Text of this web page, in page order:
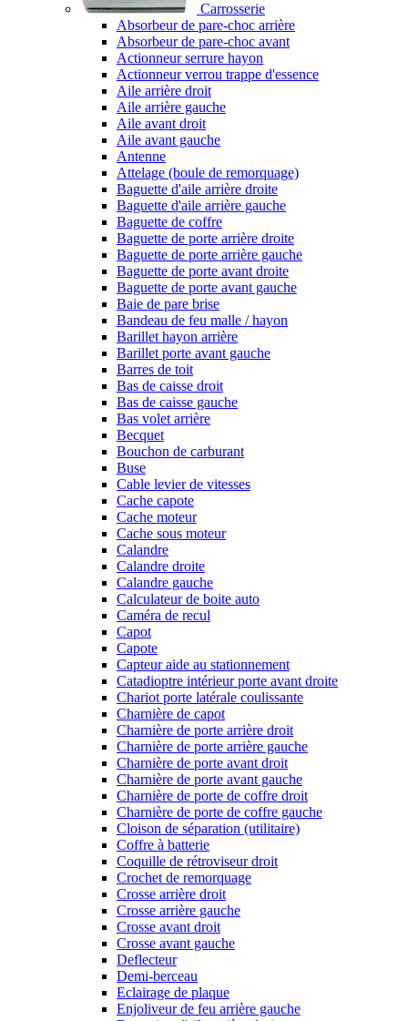
Carrosserie
Absorbeur de pare-choc arrière
Absorbeur de pare-choc avant
Actionneur serrure hayon
Actionneur verrou trappe d'essence
Aile arrière droit
Aile arrière gauche
Aile avant droit
Aile avant gauche
Antenne
Attelage (boule de remorquage)
Baguette d'aile arrière droite
Baguette d'aile arrière gauche
Baguette de coffre
Baguette de porte arrière droite
Baguette de porte arrière gauche
Baguette de porte avant droite
Baguette de porte avant gauche
Baie de pare brise
Bandeau de feu malle / hayon
Barillet hayon arrière
Barillet porte avant gauche
Barres de toit
Bas de caisse droit
Bas de caisse gauche
Bas volet arrière
Becquet
Bouchon de carburant
Buse
Cable levier de vitesses
Cache capote
Cache moteur
Cache sous moteur
Calandre
Calandre droite
Calandre gauche
Calculateur de boite auto
Caméra de recul
Capot
Capote
Capteur aide au stationnement
Catadioptre intérieur porte avant droite
Chariot porte latérale coulissante
Charnière de capot
Charnière de porte arrière droit
Charnière de porte arrière gauche
Charnière de porte avant droit
Charnière de porte avant gauche
Charnière de porte de coffre droit
Charnière de porte de coffre gauche
Cloison de séparation (utilitaire)
Coffre à batterie
Coquille de rétroviseur droit
Crochet de remorquage
Crosse arrière droit
Crosse arrière gauche
Crosse avant droit
Crosse avant gauche
Deflecteur
Demi-berceau
Eclairage de plaque
Enjoliveur de feu arrière gauche